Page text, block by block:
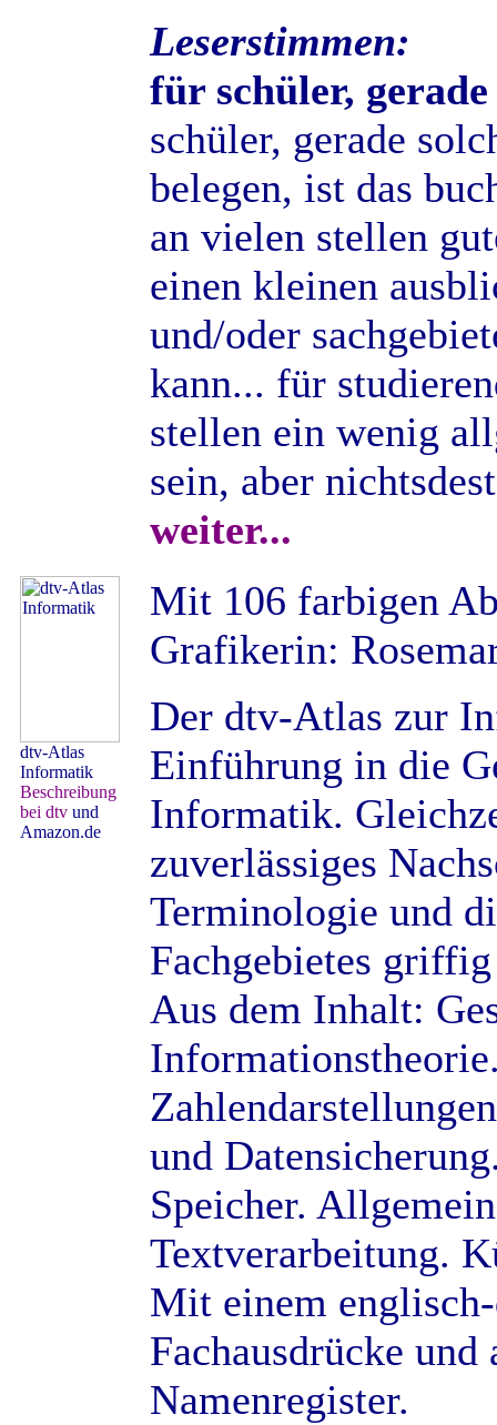
Leserstimmen:
für schüler,
schüler, gerade
belegen, ist das
an vielen stellen
einen kleinen
und/oder
kann... für
stellen ein wenig
sein, aber
weiter...
dtv-Atlas
Informatik
Beschreibung
bei dtv und
Amazon.de
Mit 106 farbigen
Grafikerin:
Der dtv-Atlas zur
Einführung in die
Informatik.
zuverlässiges
Terminologie und
Fachgebietes
Aus dem Inhalt:
und
Speicher.
Textverarbeitung.
Mit einem
Fachausdrücke
Namenregister.